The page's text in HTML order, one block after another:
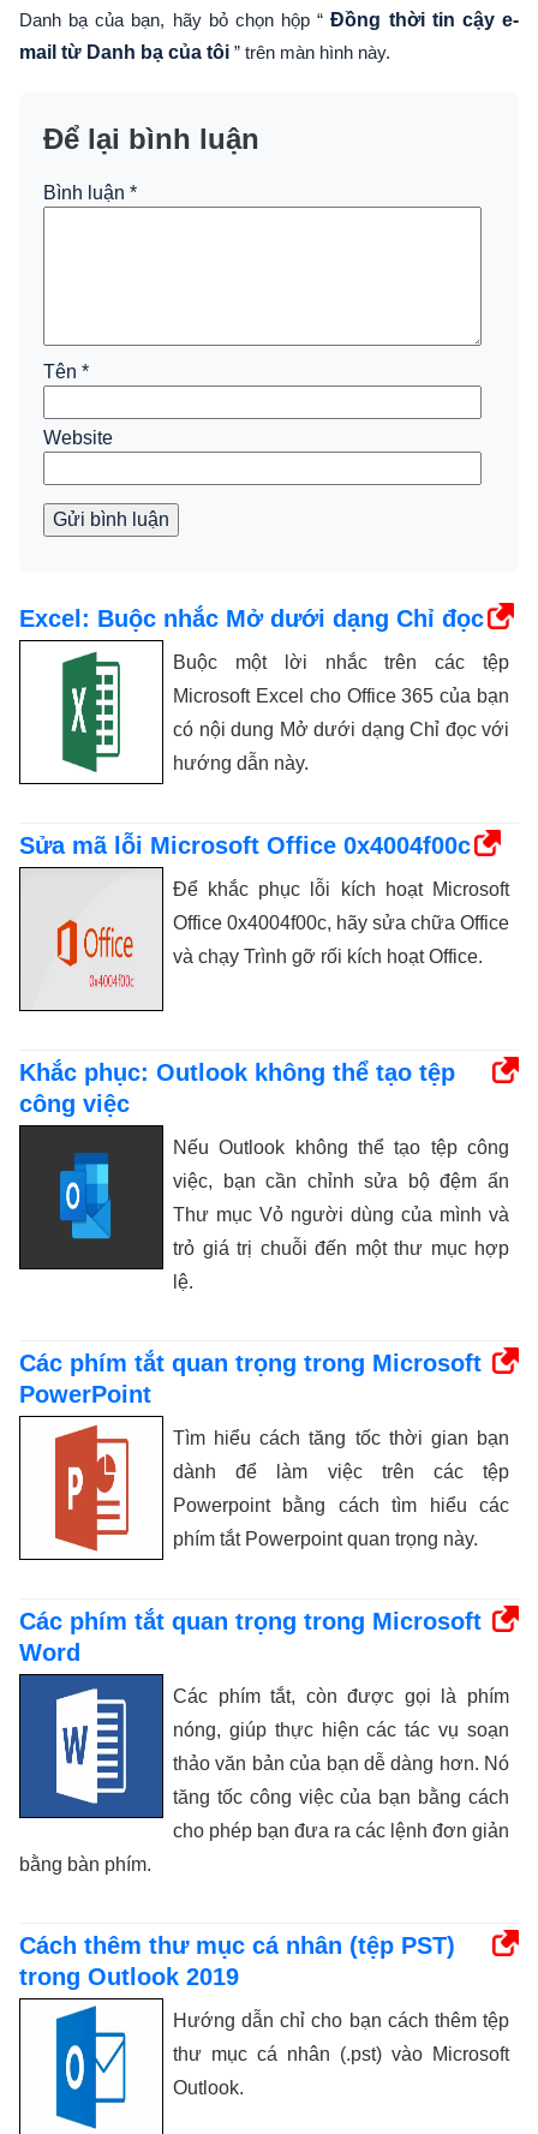
Danh bạ của bạn, hãy bỏ chọn hộp “Đồng thời tin cậy e-
mail từ Danh bạ của tôi ” trên màn hình này.
Để lại bình luận
Bình luận *
Tên *
Website
Gửi bình luận
Excel: Buộc nhắc Mở dưới dạng Chỉ đọc
Buộc một lời nhắc trên các tệp
Microsoft Excel cho Office 365 của bạn
có nội dung Mở dưới dạng Chỉ đọc với
hướng dẫn này.
Sửa mã lỗi Microsoft Office 0x4004f00c
Để khắc phục lỗi kích hoạt Microsoft
Office 0x4004f00c, hãy sửa chữa Office
và chạy Trình gỡ rối kích hoạt Office.
Khắc phục: Outlook không thể tạo tệp
công việc
Nếu Outlook không thể tạo tệp công
việc, bạn cần chỉnh sửa bộ đệm ẩn
Thư mục Vỏ người dùng của mình và
trỏ giá trị chuỗi đến một thư mục hợp
lệ.
Các phím tắt quan trọng trong Microsoft
PowerPoint
Tìm hiểu cách tăng tốc thời gian bạn
dành để làm việc trên các tệp
Powerpoint bằng cách tìm hiểu các
phím tắt Powerpoint quan trọng này.
Các phím tắt quan trọng trong Microsoft
Word
Các phím tắt, còn được gọi là phím
nóng, giúp thực hiện các tác vụ soạn
thảo văn bản của bạn dễ dàng hơn. Nó
tăng tốc công việc của bạn bằng cách
cho phép bạn đưa ra các lệnh đơn giản
bằng bàn phím.
Cách thêm thư mục cá nhân (tệp PST)
trong Outlook 2019
Hướng dẫn chỉ cho bạn cách thêm tệp
thư mục cá nhân (.pst) vào Microsoft
Outlook.